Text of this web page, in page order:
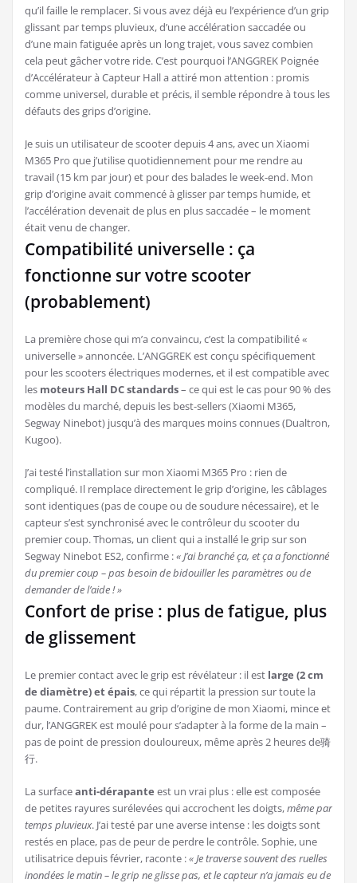
qu’il faille le remplacer. Si vous avez déjà eu l’expérience d’un grip
glissant par temps pluvieux, d’une accélération saccadée ou
d’une main fatiguée après un long trajet, vous savez combien
cela peut gâcher votre ride. C’est pourquoi l’ANGGREK Poignée
d’Accélérateur à Capteur Hall a attiré mon attention : promis
comme universel, durable et précis, il semble répondre à tous les
défauts des grips d’origine.
Je suis un utilisateur de scooter depuis 4 ans, avec un Xiaomi
M365 Pro que j’utilise quotidiennement pour me rendre au
travail (15 km par jour) et pour des balades le week-end. Mon
grip d’origine avait commencé à glisser par temps humide, et
l’accélération devenait de plus en plus saccadée – le moment
était venu de changer.
Compatibilité universelle : ça
fonctionne sur votre scooter
(probablement)
La première chose qui m’a convaincu, c’est la compatibilité «
universelle » annoncée. L’ANGGREK est conçu spécifiquement
pour les scooters électriques modernes, et il est compatible avec
les moteurs Hall DC standards– ce qui est le cas pour 90 % des
modèles du marché, depuis les best-sellers (Xiaomi M365,
Segway Ninebot) jusqu’à des marques moins connues (Dualtron,
Kugoo).
J’ai testé l’installation sur mon Xiaomi M365 Pro : rien de
compliqué. Il remplace directement le grip d’origine, les câblages
sont identiques (pas de coupe ou de soudure nécessaire), et le
capteur s’est synchronisé avec le contrôleur du scooter du
premier coup. Thomas, un client qui a installé le grip sur son
Segway Ninebot ES2, confirme :« J’ai branché ça, et ça a fonctionné
du premier coup – pas besoin de bidouiller les paramètres ou de
demander de l’aide ! »
Confort de prise : plus de fatigue, plus
de glissement
Le premier contact avec le grip est révélateur : il est large (2 cm
de diamètre) et épais, ce qui répartit la pression sur toute la
paume. Contrairement au grip d’origine de mon Xiaomi, mince et
dur, l’ANGGREK est moulé pour s’adapter à la forme de la main –
pas de point de pression douloureux, même après 2 heures de骑
行.
La surfaceanti-dérapante est un vrai plus : elle est composée
de petites rayures surélevées qui accrochent les doigts,même par
temps pluvieux. J’ai testé par une averse intense : les doigts sont
restés en place, pas de peur de perdre le contrôle. Sophie, une
utilisatrice depuis février, raconte :« Je traverse souvent des ruelles
inondées le matin – le grip ne glisse pas, et le capteur n’a jamais eu de